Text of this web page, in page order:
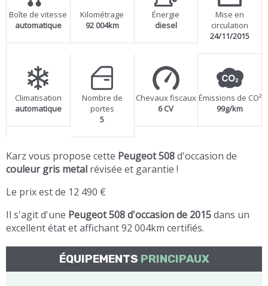
Boîte de vitesse
automatique
Kilométrage
92 004km
Énergie
diesel
Mise en
circulation
24/11/2015
Climatisation
automatique
Nombre de
portes
5
Chevaux fiscaux
6 CV
Émissions de CO²
99g/km
Karz vous propose cette Peugeot 508d'occasion de
couleur gris metal révisée et garantie !
Le prix est de 12 490 €
Il s'agit d'une Peugeot 508 d'occasion de 2015dans un
excellent état et affichant 92 004km certifiés.
ÉQUIPEMENTS PRINCIPAUX